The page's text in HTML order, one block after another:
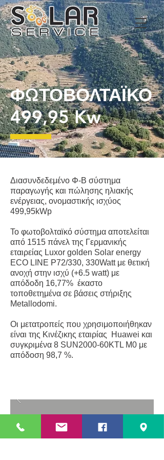
ΦΩΤΟΒΟΛΤΑΪΚΟ
499,95 Kw
Διασυνδεδεμένο Φ-Β σύστημα
παραγωγής και πώλησης ηλιακής
ενέργειας, ονομαστικής ισχύος
499,95kWp
Το φωτοβολταϊκό σύστημα αποτελείται
από 1515 πάνελ της Γερμανικής
εταιρείας Luxor golden Solar energy
ECO LINE P72/330, 330Watt με θετική
ανοχή στην ισχύ (+6.5 watt) με
απόδοδη 16,77% έκαστο
τοποθετημένα σε βάσεις στήριξης
Metallodomi.
Οι μετατροπείς που χρησιμοποιήθηκαν
είναι της Κινέζικης εταιρίας Huawei και
συγκριμένα 8 SUN2000-60KTL M0 με
απόδοση 98,7 %.